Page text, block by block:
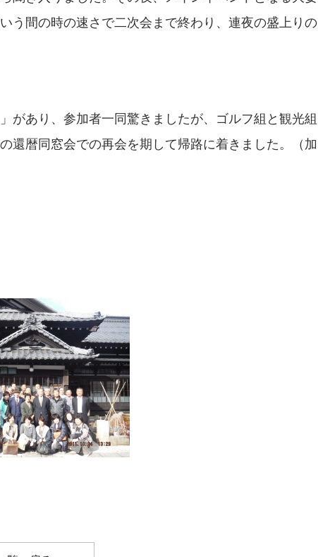
う間の時の速さで二次会まで終わり、連夜の盛上りの
があり、参加者一同驚きましたが、ゴルフ組と観光組
還暦同窓会での再会を期して帰路に着きました。（加